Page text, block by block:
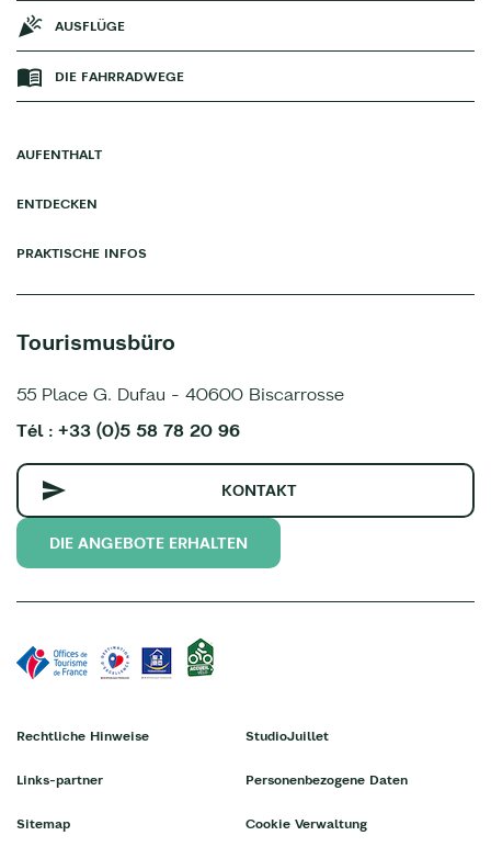
AUSFLÜGE
DIE FAHRRADWEGE
AUFENTHALT
ENTDECKEN
PRAKTISCHE INFOS
Tourismusbüro
55 Place G. Dufau - 40600 Biscarrosse
Tél : +33 (0)5 58 78 20 96
KONTAKT
DIE ANGEBOTE ERHALTEN
Rechtliche Hinweise
Links-partner
Sitemap
StudioJuillet
Personenbezogene Daten
Cookie Verwaltung